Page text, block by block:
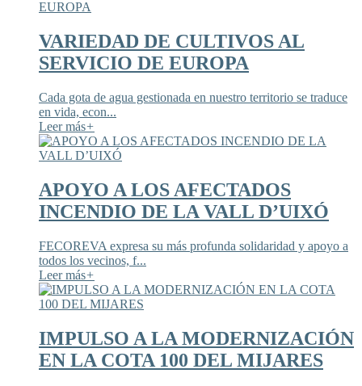
VARIEDAD DE CULTIVOS AL
SERVICIO DE EUROPA
Cada gota de agua gestionada en nuestro territorio se traduce
en vida, econ...
Leer más+
APOYO A LOS AFECTADOS
INCENDIO DE LA VALL D’UIXÓ
FECOREVA expresa su más profunda solidaridad y apoyo a
todos los vecinos, f...
Leer más+
IMPULSO A LA MODERNIZACIÓN
EN LA COTA 100 DEL MIJARES